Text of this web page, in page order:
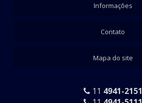
Informações
Contato
Mapa do site
11 4941-2151